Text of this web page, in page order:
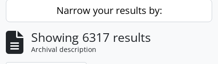
Narrow your results by:
Showing 6317 results
Archival description